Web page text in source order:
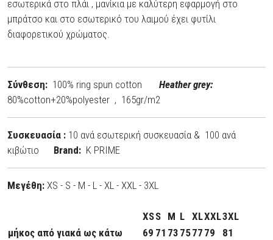
εσωτερικά στο πλάι , μανίκια με καλύτερη εφαρμογή στο
μπράτσο και στο εσωτερικό του λαιμού έχει φυτίλι
διαφορετικού χρώματος.
Σύνθεση: 100% ring spun cotton Heather grey:
80%cotton+20%polyester , 165gr/m2
Συσκευασία : 10 ανά εσωτερική συσκευασία & 100 ανά
κιβώτιο Brand: K PRIME
Μεγέθη: XS - S - M - L - XL - XXL - 3XL
XSS M L XLXXL3XL
μήκος από γιακά ως κάτω
69 71 73 7577 79
81